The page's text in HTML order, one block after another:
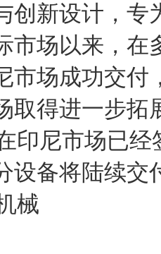
创新设计，专
市场以来，在
市场成功交付
取得进一步拓
印尼市场已经
设备将陆续交
械